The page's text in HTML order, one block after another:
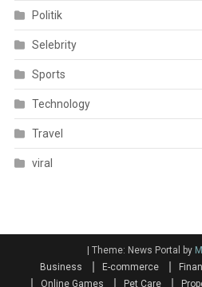
Politik
Selebrity
Sports
Technology
Travel
viral
Theme: News Portal by
Business
E-commerce
Online Games
Pet Care